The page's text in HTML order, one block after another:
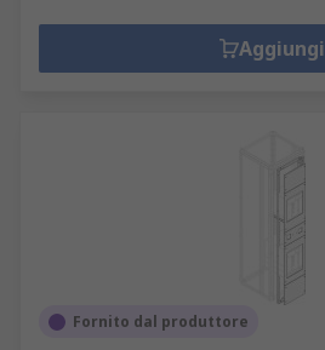
Aggiungi
Fornito dal produttore